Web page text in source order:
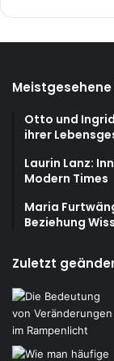
Otto und
ihrer
Laurin Lanz:
Modern Times
Maria
Beziehung
Zuletzt